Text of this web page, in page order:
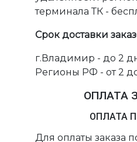
терминала ТК -
Срок доставки
г.Владимир - до 2
Регионы РФ - от 2
ОПЛАТА
ОПЛАТА
Для оплаты заказа